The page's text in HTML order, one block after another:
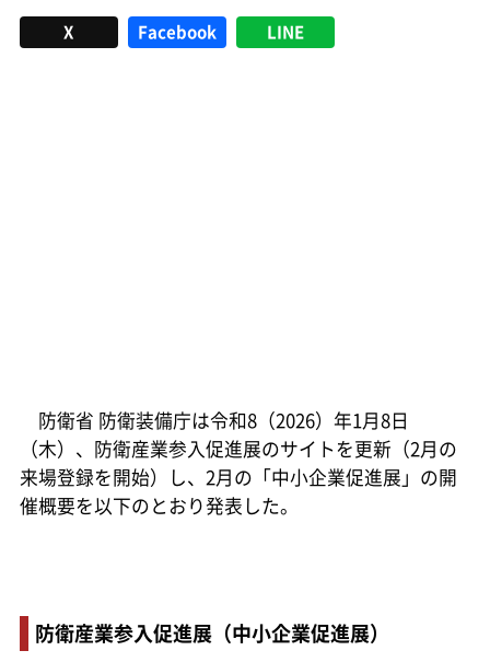
X Facebook LINE
防衛省 防衛装備庁は令和8（2026）年1月8日
（木）、防衛産業参入促進展のサイトを更新（2月の
来場登録を開始）し、2月の「中小企業促進展」の開
催概要を以下のとおり発表した。
防衛産業参入促進展（中小企業促進展）